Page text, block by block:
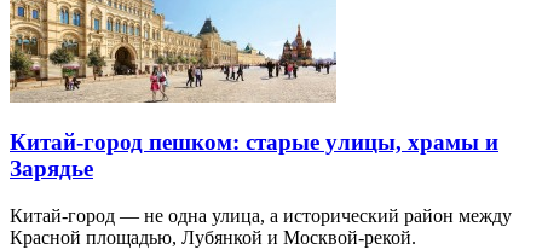
Китай-город пешком: старые улицы, храмы и
Зарядье
Китай-город — не одна улица, а исторический район между
Красной площадью, Лубянкой и Москвой-рекой.